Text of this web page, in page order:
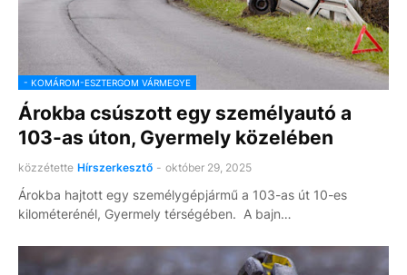
- KOMÁROM-ESZTERGOM VÁRMEGYE
Árokba csúszott egy személyautó a
103-as úton, Gyermely közelében
közzétette Hírszerkesztő - október 29, 2025
Árokba hajtott egy személygépjármű a 103-as út 10-es
kilométerénél, Gyermely térségében. A bajn…